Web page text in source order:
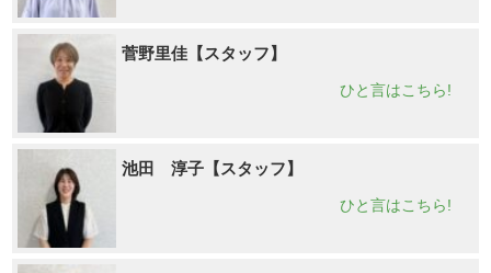
菅野里佳【スタッフ】
ひと言はこちら!
池田 淳子【スタッフ】
ひと言はこちら!